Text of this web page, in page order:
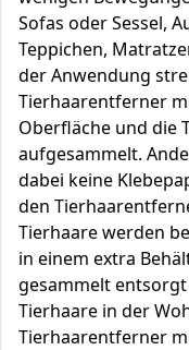
Sofas oder Sessel,
Teppichen,
der Anwendung
Tierhaarentferner
Oberfläche und die
aufgesammelt.
dabei keine
den
Tierhaare werden
in einem extra
gesammelt
Tierhaare in der
Tierhaarentferner